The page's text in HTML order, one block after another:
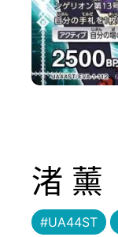
渚 薰
#UA44ST